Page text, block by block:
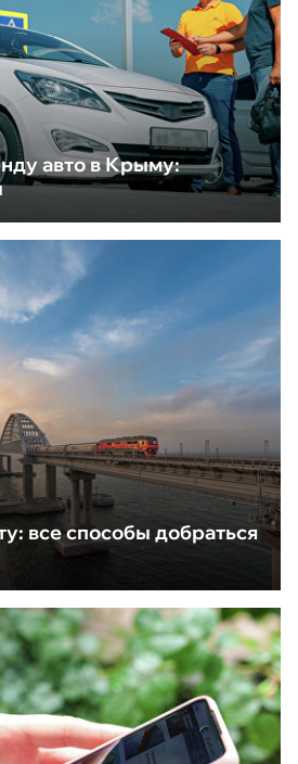
авто в Крыму:
все способы добраться